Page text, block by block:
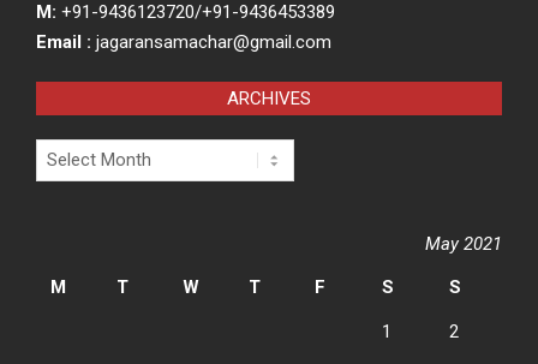
M: +91-9436123720/+91-9436453389
Email : jagaransamachar@gmail.com
ARCHIVES
Archives
May 2021
M
T W T F S S
1 2